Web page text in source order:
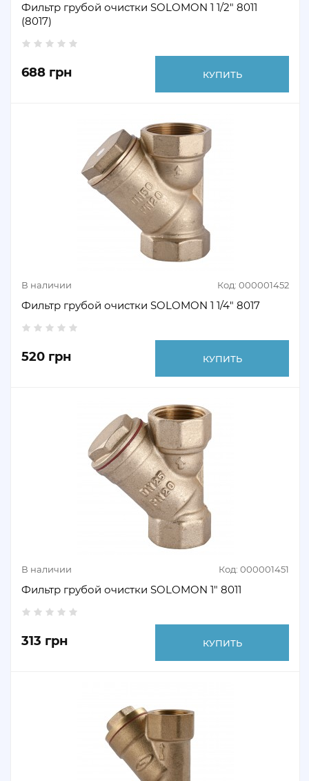
Фильтр грубой очистки SOLOMON 1 1/2" 8011
(8017)
688 грн КУПИТЬ
В наличии Код: 000001452
Фильтр грубой очистки SOLOMON 1 1/4" 8017
520 грн КУПИТЬ
В наличии Код: 000001451
Фильтр грубой очистки SOLOMON 1" 8011
313 грн КУПИТЬ